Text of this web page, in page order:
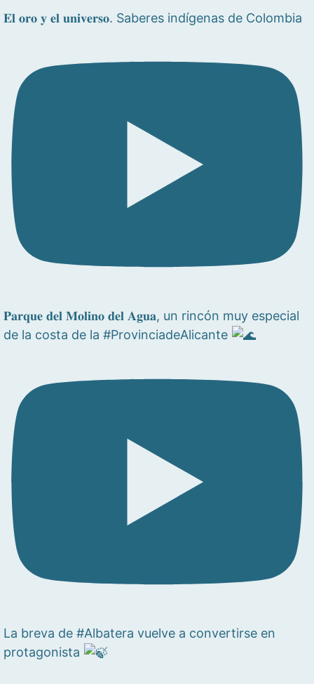
𝐄𝐥 𝐨𝐫𝐨 𝐲 𝐞𝐥 𝐮𝐧𝐢𝐯𝐞𝐫𝐬𝐨. Saberes indígenas de Colombia
𝐏𝐚𝐫𝐪𝐮𝐞 𝐝𝐞𝐥 𝐌𝐨𝐥𝐢𝐧𝐨 𝐝𝐞𝐥 𝐀𝐠𝐮𝐚, un rincón muy especial
de la costa de la #ProvinciadeAlicante
La breva de #Albatera vuelve a convertirse en
protagonista